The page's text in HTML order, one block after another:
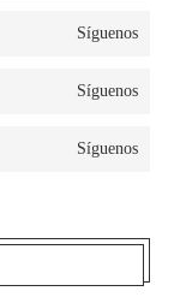
Síguenos
Síguenos
Síguenos